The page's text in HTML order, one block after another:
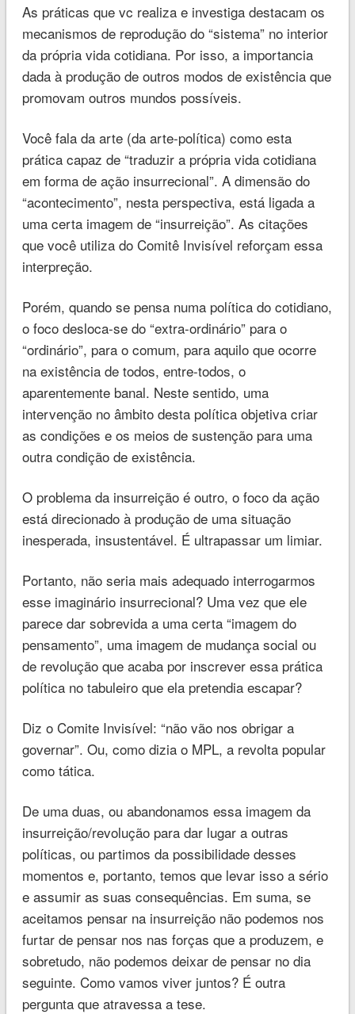
As práticas que vc realiza e investiga destacam os
mecanismos de reprodução do “sistema” no interior
da própria vida cotidiana. Por isso, a importancia
dada à produção de outros modos de existência que
promovam outros mundos possíveis.
Você fala da arte (da arte-política) como esta
prática capaz de “traduzir a própria vida cotidiana
em forma de ação insurrecional”. A dimensão do
“acontecimento”, nesta perspectiva, está ligada a
uma certa imagem de “insurreição”. As citações
que você utiliza do Comitê Invisível reforçam essa
interpreção.
Porém, quando se pensa numa política do cotidiano,
o foco desloca-se do “extra-ordinário” para o
“ordinário”, para o comum, para aquilo que ocorre
na existência de todos, entre-todos, o
aparentemente banal. Neste sentido, uma
intervenção no âmbito desta política objetiva criar
as condições e os meios de sustenção para uma
outra condição de existência.
O problema da insurreição é outro, o foco da ação
está direcionado à produção de uma situação
inesperada, insustentável. É ultrapassar um limiar.
Portanto, não seria mais adequado interrogarmos
esse imaginário insurrecional? Uma vez que ele
parece dar sobrevida a uma certa “imagem do
pensamento”, uma imagem de mudança social ou
de revolução que acaba por inscrever essa prática
política no tabuleiro que ela pretendia escapar?
Diz o Comite Invisível: “não vão nos obrigar a
governar”. Ou, como dizia o MPL, a revolta popular
como tática.
De uma duas, ou abandonamos essa imagem da
insurreição/revolução para dar lugar a outras
políticas, ou partimos da possibilidade desses
momentos e, portanto, temos que levar isso a sério
e assumir as suas consequências. Em suma, se
aceitamos pensar na insurreição não podemos nos
furtar de pensar nos nas forças que a produzem, e
sobretudo, não podemos deixar de pensar no dia
seguinte. Como vamos viver juntos? É outra
pergunta que atravessa a tese.